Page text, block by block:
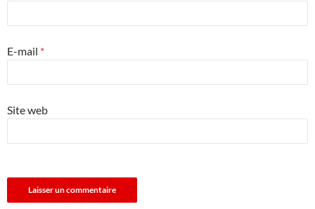
E-mail *
Site web